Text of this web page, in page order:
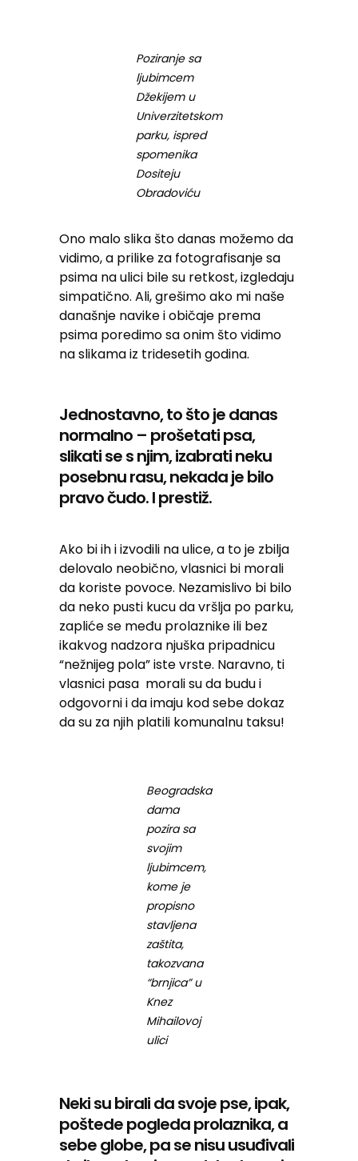
Poziranje sa
ljubimcem
Džekijem u
Univerzitetskom
parku, ispred
spomenika
Dositeju
Obradoviću
Ono malo slika što danas možemo da
vidimo, a prilike za fotografisanje sa
psima na ulici bile su retkost, izgledaju
simpatično. Ali, grešimo ako mi naše
današnje navike i običaje prema
psima poredimo sa onim što vidimo
na slikama iz tridesetih godina.
Jednostavno, to što je danas
normalno – prošetati psa,
slikati se s njim, izabrati neku
posebnu rasu, nekada je bilo
pravo čudo. I prestiž.
Ako bi ih i izvodili na ulice, a to je zbilja
delovalo neobično, vlasnici bi morali
da koriste povoce. Nezamislivo bi bilo
da neko pusti kucu da vršlja po parku,
zapliće se među prolaznike ili bez
ikakvog nadzora njuška pripadnicu
“nežnijeg pola” iste vrste. Naravno, ti
vlasnici pasa morali su da budu i
odgovorni i da imaju kod sebe dokaz
da su za njih platili komunalnu taksu!
Beogradska
dama
pozira sa
svojim
ljubimcem,
kome je
propisno
stavljena
zaštita,
takozvana
“brnjica” u
Knez
Mihailovoj
ulici
Neki su birali da svoje pse, ipak,
poštede pogleda prolaznika, a
sebe globe, pa se nisu usuđivali